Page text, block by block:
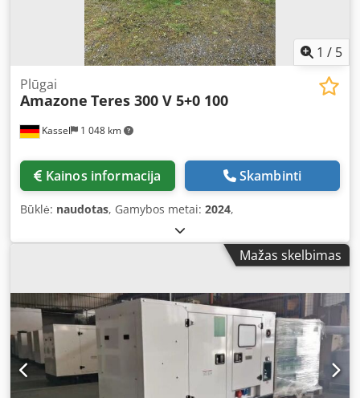
1 / 5
Kassel 1 048 km
Plūgai
Amazone Teres 300 V 5+0 100
Kainos informacija Skambinti
Būklė: naudotas, Gamybos metai: 2024,
Mažas skelbimas